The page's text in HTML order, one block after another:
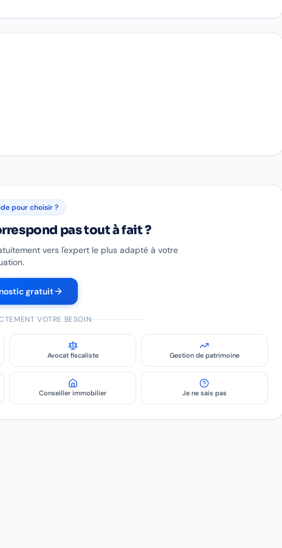
pour choisir ?
pas tout à fait ?
vers l'expert le plus adapté à votre
gratuit
VOTRE BESOIN
Avocat fiscaliste Gestion de patrimoine
Conseiller immobilier Je ne sais pas